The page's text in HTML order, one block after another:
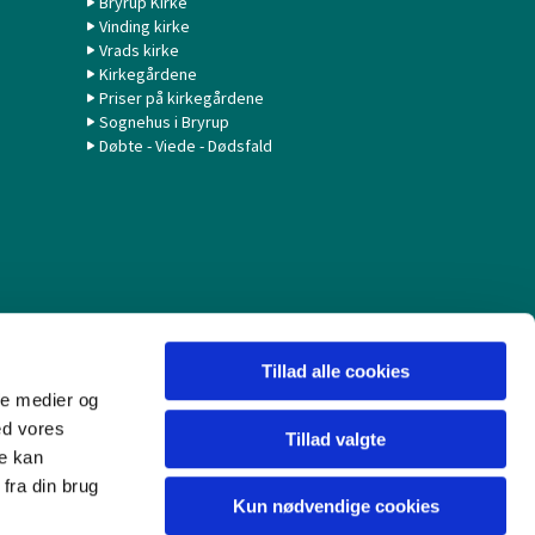
medier og
vores
kan
din brug
Tillad alle cookies
Tillad valgte
Kun nødvendige cookies
Vinding kirke
Vrads kirke
Kirkegårdene
Priser på kirkegårdene
Sognehus i Bryrup
Døbte - Viede - Dødsfald